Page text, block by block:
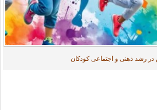
در رشد ذهنی و اجتماعی کودکان